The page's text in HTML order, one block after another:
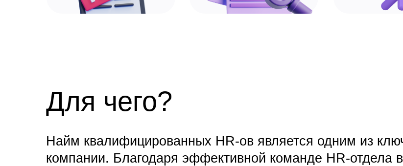
Найм квалифицированных HR-ов является одним из
компании. Благодаря эффективной команде HR-отдела
Для чего?